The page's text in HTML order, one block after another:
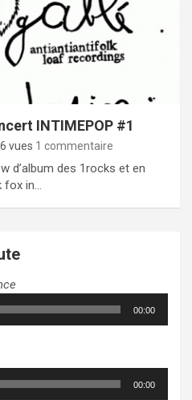
INTIMEPOP #1
vues 1 commentaire
d’album des 1rocks et en
fox in…
00:00
00:00